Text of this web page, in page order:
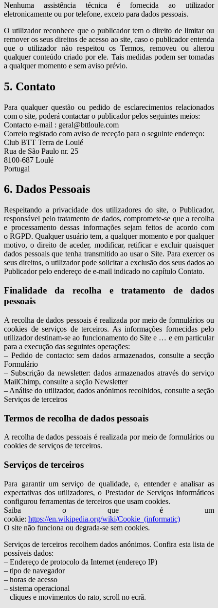
Nenhuma assistência técnica é fornecida ao utilizador
eletronicamente ou por telefone, exceto para dados pessoais.
O utilizador reconhece que o publicador tem o direito de limitar ou
remover os seus direitos de acesso ao site, caso o publicador entenda
que o utilizador não respeitou os Termos, removeu ou alterou
qualquer conteúdo criado por ele. Tais medidas podem ser tomadas
a qualquer momento e sem aviso prévio.
5. Contato
Para qualquer questão ou pedido de esclarecimentos relacionados
com o site, poderá contactar o publicador pelos seguintes meios:
Contacto e-mail : geral@bttloule.com
Correio registado com aviso de receção para o seguinte endereço:
Club BTT Terra de Loulé
Rua de São Paulo nr. 25
8100-687 Loulé
Portugal
6. Dados Pessoais
Respeitando a privacidade dos utilizadores do site, o Publicador,
responsável pelo tratamento de dados, compromete-se que a recolha
e processamento dessas informações sejam feitos de acordo com
o RGPD. Qualquer usuário tem, a qualquer momento e por qualquer
motivo, o direito de aceder, modificar, retificar e excluir quaisquer
dados pessoais que tenha transmitido ao usar o Site. Para exercer os
seus direitos, o utilizador pode solicitar a exclusão dos seus dados ao
Publicador pelo endereço de e-mail indicado no capítulo Contato.
Finalidade da recolha e tratamento de dados
pessoais
A recolha de dados pessoais é realizada por meio de formulários ou
cookies de serviços de terceiros. As informações fornecidas pelo
utilizador destinam-se ao funcionamento do Site e … e em particular
para a execução das seguintes operações:
– Pedido de contacto: sem dados armazenados, consulte a secção
Formulário
– Subscrição da newsletter: dados armazenados através do serviço
MailChimp, consulte a seção Newsletter
– Análise do utilizador, dados anónimos recolhidos, consulte a seção
Serviços de terceiros
Termos de recolha de dados pessoais
A recolha de dados pessoais é realizada por meio de formulários ou
cookies de serviços de terceiros.
Serviços de terceiros
Para garantir um serviço de qualidade, e, entender e analisar as
expectativas dos utilizadores, o Prestador de Serviços informáticos
configurou ferramentas de terceiros que usam cookies.
Saiba o que é um
cookie: https://en.wikipedia.org/wiki/Cookie_(informatic)
O site não funciona ou degrada-se sem cookies.
Serviços de terceiros recolhem dados anónimos. Confira esta lista de
possíveis dados:
– Endereço de protocolo da Internet (endereço IP)
– tipo de navegador
– horas de acesso
– sistema operacional
– cliques e movimentos do rato, scroll no ecrã.